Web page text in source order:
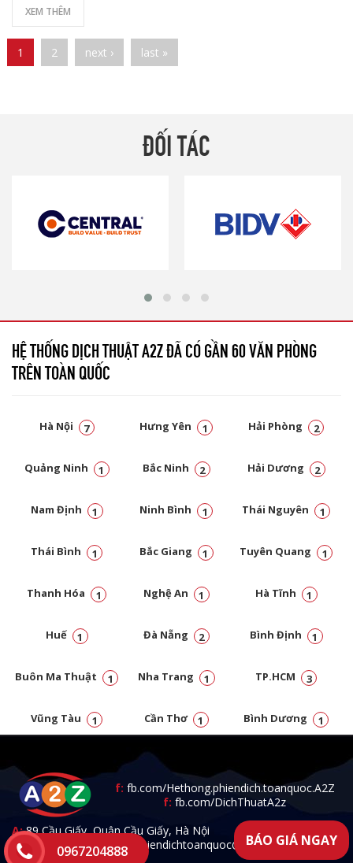
XEM THÊM
Pages
1 2 next › last »
ĐỐI TÁC
HỆ THỐNG DỊCH THUẬT A2Z ĐÃ CÓ GẦN 60 VĂN PHÒNG
TRÊN TOÀN QUỐC
Hà Nội 7 Hưng Yên 1 Hải Phòng 2
Quảng Ninh 1 Bắc Ninh 2 Hải Dương 2
Nam Định 1 Ninh Bình 1 Thái Nguyên 1
Thái Bình 1 Bắc Giang 1 Tuyên Quang 1
Thanh Hóa 1 Nghệ An 1 Hà Tĩnh 1
Huế 1 Đà Nẵng 2 Bình Định 1
Buôn Ma Thuật 1 Nha Trang 1 TP.HCM 3
Vũng Tàu 1 Cần Thơ 1 Bình Dương 1
f: fb.com/Hethong.phiendich.toanquoc.A2Z
f: fb.com/DichThuatA2z
A:89 Cầu Giấy, Quận Cầu Giấy, Hà Nội
T: 0967.204.888 -E:a2zphiendichtoanquoc@gmail.com
0967204888
BÁO GIÁ NGAY